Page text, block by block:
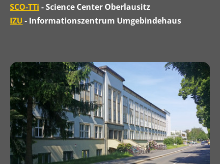
SCO-TTi - Science Center Oberlausitz
IZU - Informationszentrum Umgebindehaus